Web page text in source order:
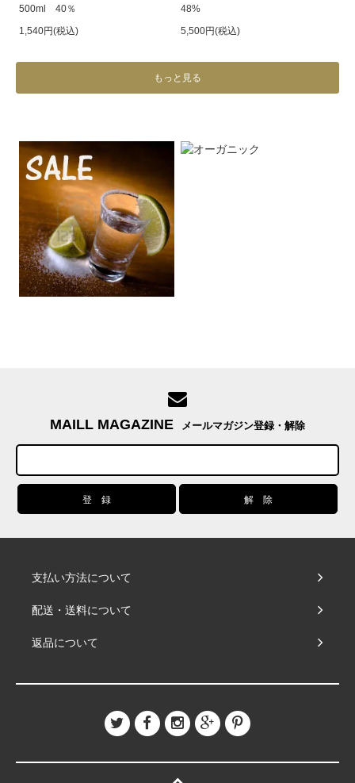
500ml 40％
1,540円(税込)
48%
5,500円(税込)
もっと見る
MAILL MAGAZINE メールマガジン登録・解除
支払い方法について
配送・送料について
返品について